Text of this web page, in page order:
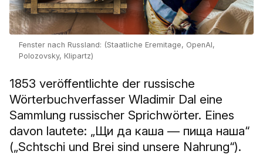
Fenster nach Russland: (Staatliche Eremitage, OpenAI,
Polozovsky, Кlipartz)
1853 veröffentlichte der russische
Wörterbuchverfasser Wladimir Dal eine
Sammlung russischer Sprichwörter. Eines
davon lautete: „Щи да каша — пища наша“
(„Schtschi und Brei sind unsere Nahrung“).